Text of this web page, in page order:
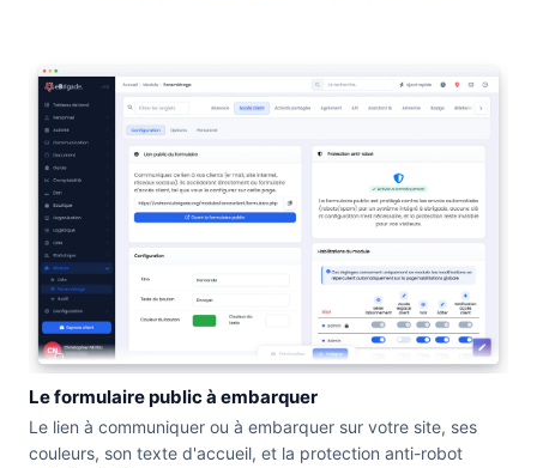
Le formulaire public à embarquer
Le lien à communiquer ou à embarquer sur votre site, ses
couleurs, son texte d'accueil, et la protection anti-robot